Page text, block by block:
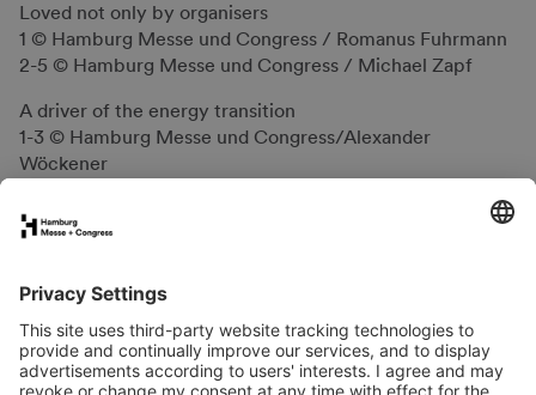
Loved not only by organisers
1 © Hamburg Messe und Congress / Romanus Fuhrmann
2-5 © Hamburg Messe und Congress / Michael Zapf
A driver of the energy transition
1-3 © Hamburg Messe und Congress/Alexander
Wöckener
My Highlight 2024
2-4 © Hamburg Messe und Congress / Romanus
5-9 © Hamburg Messe und Congress
From tender saplings to strong trees